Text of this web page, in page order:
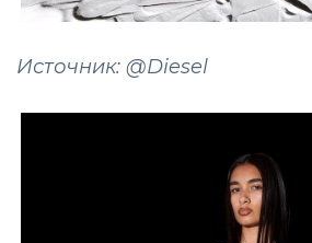
Источник: @Diesel